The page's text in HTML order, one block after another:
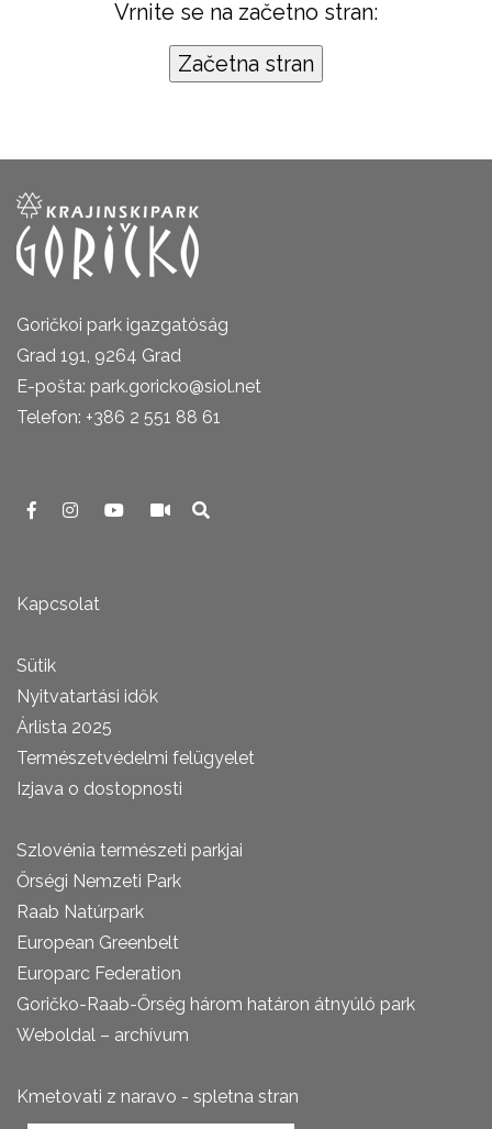
Vrnite se na začetno stran:
Goričkoi park igazgatóság
Grad 191, 9264 Grad
E-pošta: park.goricko@siol.net
Telefon: +386 2 551 88 61
Kapcsolat
Sütik
Nyitvatartási idők
Árlista 2025
Természetvédelmi felügyelet
Izjava o dostopnosti
Szlovénia természeti parkjai
Őrségi Nemzeti Park
Raab Natúrpark
European Greenbelt
Europarc Federation
Goričko-Raab-Őrség három határon átnyúló park
Weboldal – archívum
Kmetovati z naravo - spletna stran